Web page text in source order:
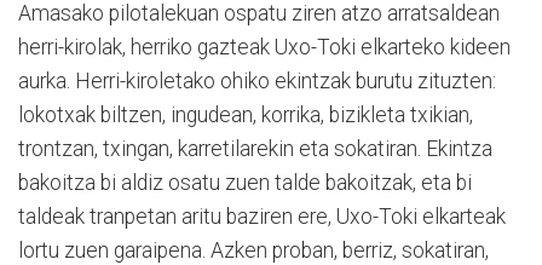
Amasako pilotalekuan ospatu ziren atzo arratsaldean
herri-kirolak, herriko gazteak Uxo-Toki elkarteko kideen
aurka. Herri-kiroletako ohiko ekintzak burutu zituzten:
lokotxak biltzen, ingudean, korrika, bizikleta txikian,
trontzan, txingan, karretilarekin eta sokatiran. Ekintza
bakoitza bi aldiz osatu zuen talde bakoitzak, eta bi
taldeak tranpetan aritu baziren ere, Uxo-Toki elkarteak
lortu zuen garaipena. Azken proban, berriz, sokatiran,